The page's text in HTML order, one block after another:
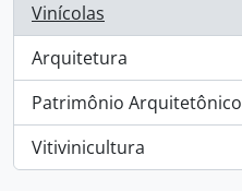
Vinícolas
, 1 resultados
Arquitetura
, 1 resultados
Patrimônio Arquitetônico
, 1 resultados
Vitivinicultura
, 1 resultados